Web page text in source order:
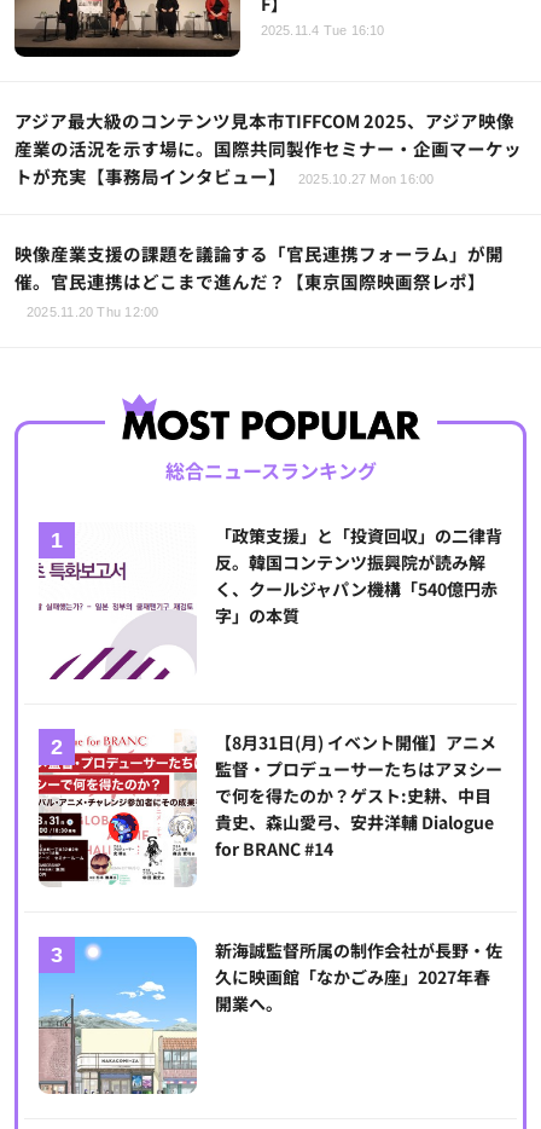
2025.11.4 Tue 16:10
アジア最大級のコンテンツ見本市TIFFCOM 2025、アジア映像
産業の活況を示す場に。国際共同製作セミナー・企画マーケッ
トが充実【事務局インタビュー】
2025.10.27 Mon 16:00
映像産業支援の課題を議論する「官民連携フォーラム」が開
催。官民連携はどこまで進んだ？【東京国際映画祭レポ】
2025.11.20 Thu 12:00
総合ニュースランキング
「政策支援」と「投資回収」の二律背
反。韓国コンテンツ振興院が読み解
く、クールジャパン機構「540億円赤
字」の本質
【8月31日(月) イベント開催】アニメ
監督・プロデューサーたちはアヌシー
で何を得たのか？ゲスト:史耕、中目
貴史、森山愛弓、安井洋輔 Dialogue
for BRANC #14
新海誠監督所属の制作会社が長野・佐
久に映画館「なかごみ座」2027年春
開業へ。